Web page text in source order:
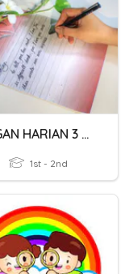
ULANGAN HARIAN 3 MATERI SURAT PRIBADI DAN SURAT DINAS
1st - 2nd